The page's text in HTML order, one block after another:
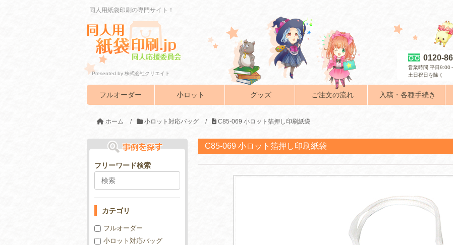
同人用紙袋印刷の専門サイト！
Presented by 株式会社クリエイト
0120-
営業時間 平日9:00
土日祝日を除く
フルオーダー 小ロット グッズ ご注文の流れ 入稿・各種手続き
ホーム / 小ロット対応バッグ / C85-069 小ロット箔押し印刷紙袋
C85-069 小ロット箔押し印刷紙袋
フリーワード検索
カテゴリ
フルオーダー
小ロット対応バッグ